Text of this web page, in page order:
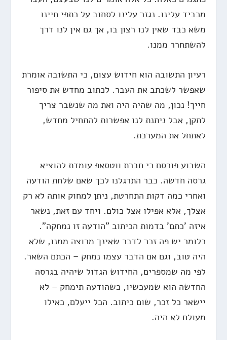
מכביד עלינו. נגזר עלינו לסחוב על כתפי חיינו
משא כבד שאין לנו רצון בו, אך גם אין לנו דרך
להשתחרר ממנו.
רעיון התשובה הוא חידוש עצום, כי התשובה אומרת
שאפשר לשכתב את העבר. לכתוב מחדש את סיפור
חייך! נכון, מה שהיה היה ואת מה שנשבר צריך
לתקן, אבל ניתנת לנו אפשרות להתחיל מחדש,
לאתחל את המערכת.
השבוע פורסם כי חברת ווטסאפ עומדת להוציא
גרסה חדשה. כבר התרגלנו לכך שאם שלחת הודעה
ואחרי כמה דקות התחרטת, ניתן למחוק אותה לא רק
אצלך, אלא אפילו אצל כולם. ויחד עם זאת, נשאר
איזה 'כתם' בדמות הכיתוב "הודעה זו נמחקה".
כלומר יש פה זכר לדבר שאינך מרוצה ממנו, שלא
היה טוב, וגם אם הדבר עצמו נמחק – הכתם השאר.
לפי מה שמספרים, החידוש הגדול שיהיה בגרסה
החדשה הוא שמעכשיו, כשהודעה תימחק – לא
יישאר כל זכר, שום כיתוב. הכל ייעלם, כאילו
מעולם לא היה.